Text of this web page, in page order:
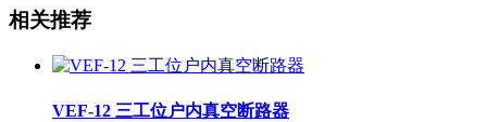
相关推荐
VEF-12 三工位户内真空断路器